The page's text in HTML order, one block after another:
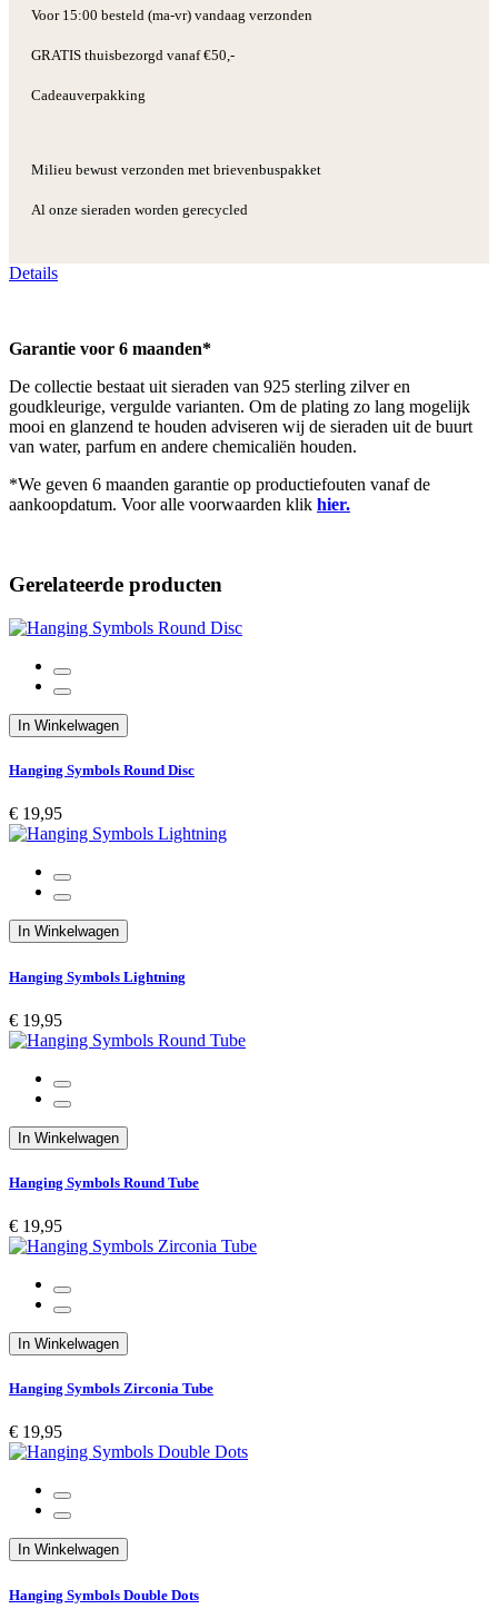
Voor 15:00 besteld (ma-vr) vandaag verzonden
GRATIS thuisbezorgd vanaf €50,-
Cadeauverpakking
Milieu bewust verzonden met brievenbuspakket
Al onze sieraden worden gerecycled
Details
Garantie voor 6 maanden*
De collectie bestaat uit sieraden van 925 sterling zilver en
goudkleurige, vergulde varianten. Om de plating zo lang mogelijk
mooi en glanzend te houden adviseren wij de sieraden uit de buurt
van water, parfum en andere chemicaliën houden.
*We geven 6 maanden garantie op productiefouten vanaf de
aankoopdatum. Voor alle voorwaarden klik hier.
Gerelateerde producten
In Winkelwagen
Hanging Symbols Round Disc
€ 19,95
In Winkelwagen
Hanging Symbols Lightning
€ 19,95
In Winkelwagen
Hanging Symbols Round Tube
€ 19,95
In Winkelwagen
Hanging Symbols Zirconia Tube
€ 19,95
In Winkelwagen
Hanging Symbols Double Dots